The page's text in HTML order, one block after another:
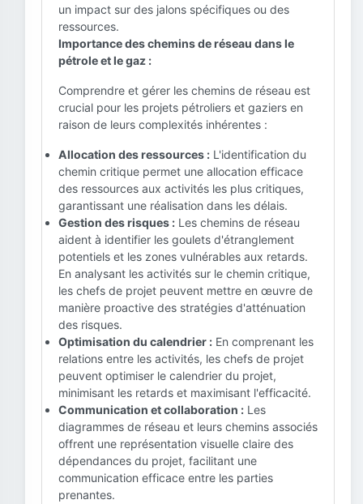
un impact sur des jalons spécifiques ou des
ressources.
Importance des chemins de réseau dans le
pétrole et le gaz :
Comprendre et gérer les chemins de réseau est
crucial pour les projets pétroliers et gaziers en
raison de leurs complexités inhérentes :
Allocation des ressources : L'identification du
chemin critique permet une allocation efficace
des ressources aux activités les plus critiques,
garantissant une réalisation dans les délais.
Gestion des risques : Les chemins de réseau
aident à identifier les goulets d'étranglement
potentiels et les zones vulnérables aux retards.
En analysant les activités sur le chemin critique,
les chefs de projet peuvent mettre en œuvre de
manière proactive des stratégies d'atténuation
des risques.
Optimisation du calendrier : En comprenant les
relations entre les activités, les chefs de projet
peuvent optimiser le calendrier du projet,
minimisant les retards et maximisant l'efficacité.
Communication et collaboration : Les
diagrammes de réseau et leurs chemins associés
offrent une représentation visuelle claire des
dépendances du projet, facilitant une
communication efficace entre les parties
prenantes.